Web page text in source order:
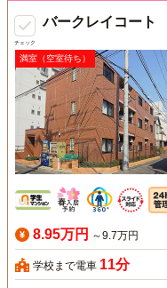
チェック
バークレイコート
満室（空室待ち）
8.95万円 ～9.7万円
学校まで電車 11分